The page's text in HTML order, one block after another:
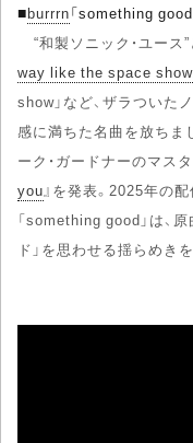
■burrrn「something good
“和製ソニック・ユース
way like the space show
show」など、ザラついた
感に満ちた名曲を放ちま
ーク・ガードナーのマス
you』を発表。2025年の
「something good」は、
ド」を思わせる揺らめき